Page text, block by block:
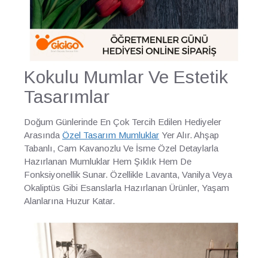
Kokulu Mumlar Ve Estetik
Tasarımlar
Doğum Günlerinde En Çok Tercih Edilen Hediyeler
Arasında Özel Tasarım Mumluklar Yer Alır. Ahşap
Tabanlı, Cam Kavanozlu Ve İsme Özel Detaylarla
Hazırlanan Mumluklar Hem Şıklık Hem De
Fonksiyonellik Sunar. Özellikle Lavanta, Vanilya Veya
Okaliptüs Gibi Esanslarla Hazırlanan Ürünler, Yaşam
Alanlarına Huzur Katar.